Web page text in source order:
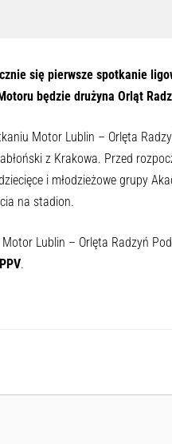
się pierwsze spotkanie
będzie drużyna Orląt
Motor Lublin – Orlęta
z Krakowa. Przed
i młodzieżowe grupy
na stadion.
Lublin – Orlęta Radzyń
PPV.